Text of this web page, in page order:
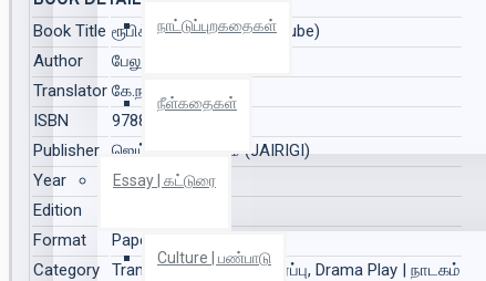
நாட்டுப்புறகதைகள்
நீள்கதைகள்
Essay | கட்டுரை
Culture | பண்பாடு
Book Title ரூபிக்ஸ் கியூப் (Rubicks Cube)
Author
பேலூரு இரகுநந்தன்
Translator கே.நல்லத்தம்பி
ISBN
9788195632565
Publisher
ஜெய்ரிகி பதிப்பகம் (JAIRIGI)
Year
2022
Edition
Format
Paper Back
Category
Translation | மொழிபெயர்ப்பு, Drama Play | நாடகம்